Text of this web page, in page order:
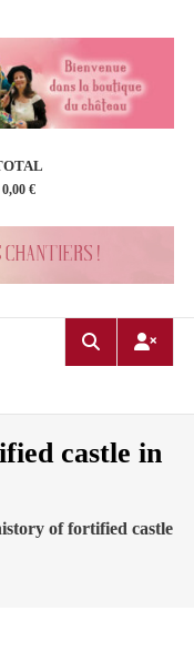
0,00 €
castle in
of fortified castle